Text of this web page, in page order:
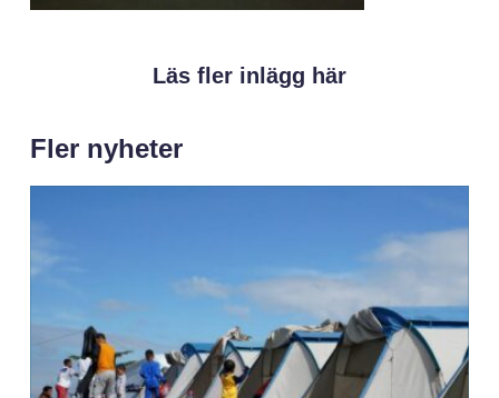
Läs fler inlägg här
Fler nyheter